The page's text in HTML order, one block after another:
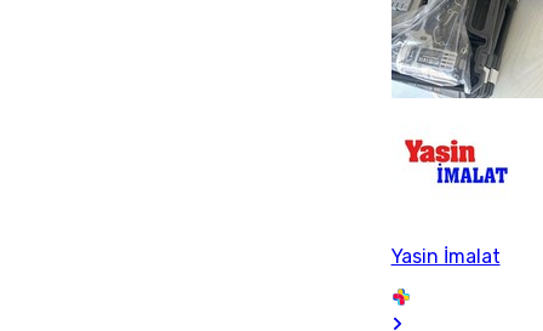
Yasin İmalat